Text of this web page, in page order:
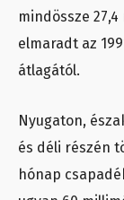
mindössze
elmaradt az
átlagától.
Nyugaton,
és déli részén
hónap